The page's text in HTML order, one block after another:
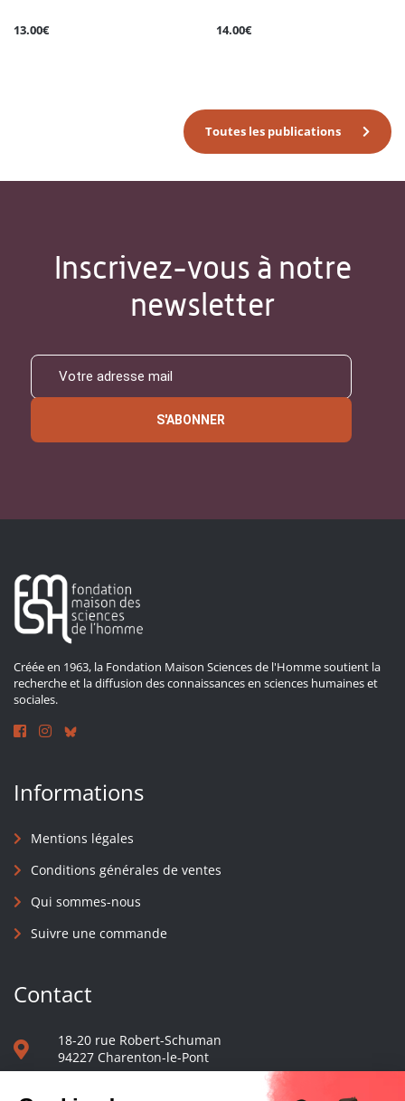
13.00€ 14.00€
Toutes les publications
Inscrivez-vous à notre
newsletter
S'ABONNER
Créée en 1963, la Fondation Maison Sciences de l'Homme soutient la
recherche et la diffusion des connaissances en sciences humaines et
sociales.
Informations
Mentions légales
Conditions générales de ventes
Qui sommes-nous
Suivre une commande
Contact
18-20 rue Robert-Schuman
94227 Charenton-le-Pont